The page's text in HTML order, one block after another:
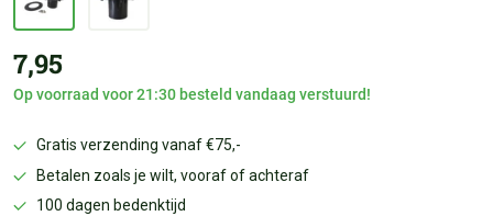
7,95
Op voorraad voor 21:30 besteld vandaag verstuurd!
Gratis verzending vanaf €75,-
Betalen zoals je wilt, vooraf of achteraf
100 dagen bedenktijd